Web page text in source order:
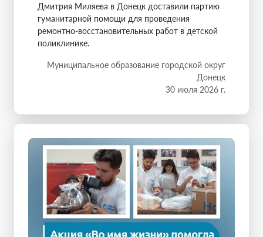
Дмитрия Миляева в Донецк доставили партию
гуманитарной помощи для проведения
ремонтно-восстановительных работ в детской
поликлинике.
Муниципальное образование городской округ
Донецк
30 июля 2026 г.